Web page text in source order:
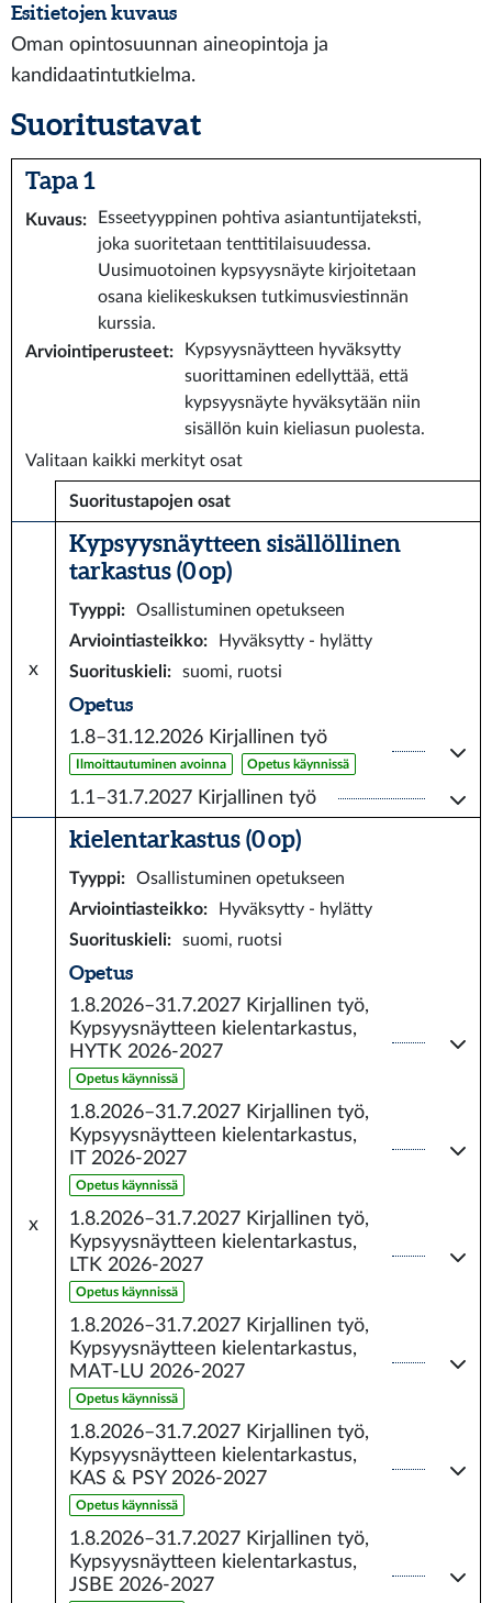
Esitietojen kuvaus
Oman opintosuunnan aineopintoja ja
kandidaatintutkielma.
Suoritustavat
Tapa 1
Kuvaus:
Esseetyyppinen pohtiva asiantuntijateksti,
joka suoritetaan tenttitilaisuudessa.
Uusimuotoinen kypsyysnäyte kirjoitetaan
osana kielikeskuksen tutkimusviestinnän
kurssia.
Arviointiperusteet:
Kypsyysnäytteen hyväksytty
suorittaminen edellyttää, että
kypsyysnäyte hyväksytään niin
sisällön kuin kieliasun puolesta.
Valitaan kaikki merkityt osat
Suoritustapojen osat
x
Kypsyysnäytteen sisällöllinen
tarkastus (0 op)
Tyyppi:
Osallistuminen opetukseen
Arviointiasteikko:
Hyväksytty - hylätty
Suorituskieli: suomi, ruotsi
Opetus
1.8–31.12.2026 Kirjallinen työ
Ilmoittautuminen avoinna Opetus käynnissä
1.1–31.7.2027 Kirjallinen työ
x
kielentarkastus (0 op)
Tyyppi:
Osallistuminen opetukseen
Arviointiasteikko:
Hyväksytty - hylätty
Suorituskieli: suomi, ruotsi
Opetus
1.8.2026–31.7.2027 Kirjallinen työ,
Kypsyysnäytteen kielentarkastus,
HYTK 2026-2027
Opetus käynnissä
1.8.2026–31.7.2027 Kirjallinen työ,
Kypsyysnäytteen kielentarkastus,
IT 2026-2027
Opetus käynnissä
1.8.2026–31.7.2027 Kirjallinen työ,
Kypsyysnäytteen kielentarkastus,
LTK 2026-2027
Opetus käynnissä
1.8.2026–31.7.2027 Kirjallinen työ,
Kypsyysnäytteen kielentarkastus,
MAT-LU 2026-2027
Opetus käynnissä
1.8.2026–31.7.2027 Kirjallinen työ,
Kypsyysnäytteen kielentarkastus,
KAS & PSY 2026-2027
Opetus käynnissä
1.8.2026–31.7.2027 Kirjallinen työ,
Kypsyysnäytteen kielentarkastus,
JSBE 2026-2027